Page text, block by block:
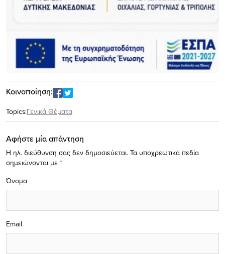
Κοινοποίηση:
Topics:Γενικά Θέματα
Αφήστε μία απάντηση
Η ηλ. διεύθυνση σας δεν δημοσιεύεται. Τα υποχρεωτικά πεδία
σημειώνονται με *
Όνομα
Email